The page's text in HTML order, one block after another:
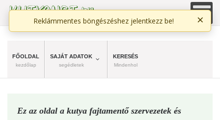
FŐOLDAL
kezdőlap
SAJÁT ADATOK
segédletek
KERESÉS
Mindenhol
Ez az oldal a kutya fajtamentő szervezetek és
Reklámmentes böngészéshez jelentkezz be! ×